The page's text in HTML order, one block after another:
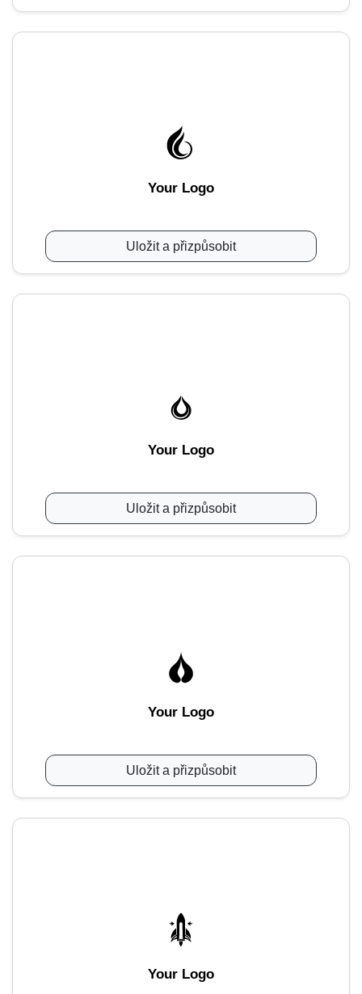
Your Logo
Uložit a přizpůsobit
Your Logo
Uložit a přizpůsobit
Your Logo
Uložit a přizpůsobit
Your Logo